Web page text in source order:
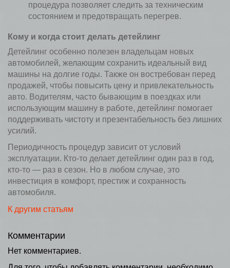
процедура позволяет следить за техническим
состоянием и предотвращать перегрев.
Кому и когда стоит делать детейлинг
Детейлинг особенно полезен владельцам новых
автомобилей, желающим сохранить идеальный вид
машины на долгие годы. Также он востребован перед
продажей, чтобы повысить цену и привлекательность
авто. Водителям, часто бывающим в поездках или
использующим машину в работе, детейлинг помогает
поддерживать чистоту и презентабельность без лишних
усилий.
Периодичность процедур зависит от условий
эксплуатации. Кто-то делает детейлинг один раз в год,
кто-то — раз в сезон. Но в любом случае, это
инвестиция в комфорт, престиж и сохранность
автомобиля.
К другим статьям
Комментарии
Нет комментариев.